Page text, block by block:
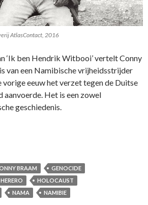
AtlasContact, 2016
‘Ik ben Hendrik Witbooi’ vertelt Conny
van een Namibische vrijheidsstrijder
vorige eeuw het verzet tegen de Duitse
aanvoerde. Het is een zowel
geschiedenis.
BRAAM
GENOCIDE
HERERO
HOLOCAUST
NAMA NAMIBIE